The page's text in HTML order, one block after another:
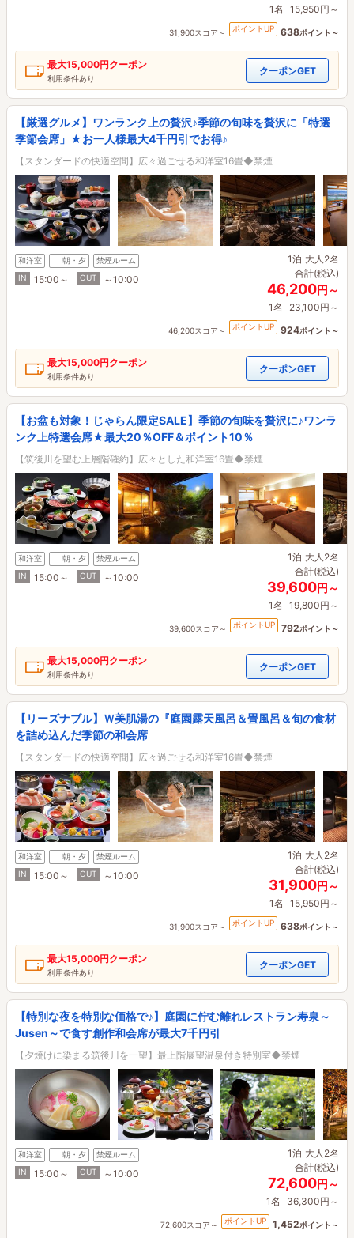
1名 15,950円～
31,900スコア～ ポイントUP 638ポイント～
最大15,000円クーポン
利用条件あり
クーポンGET
【厳選グルメ】ワンランク上の贅沢♪季節の旬味を贅沢に「特選
季節会席」★お一人様最大4千円引でお得♪
【スタンダードの快適空間】広々過ごせる和洋室16畳◆禁煙
和洋室 朝・夕
禁煙ルーム
IN
15:00～ OUT ～10:00
1泊 大人2名
合計(税込)
46,200円～
1名 23,100円～
46,200スコア～ ポイントUP 924ポイント～
最大15,000円クーポン
利用条件あり
クーポンGET
【お盆も対象！じゃらん限定SALE】季節の旬味を贅沢に♪ワンラ
ンク上特選会席★最大20％OFF＆ポイント10％
【筑後川を望む上層階確約】広々とした和洋室16畳◆禁煙
和洋室 朝・夕
禁煙ルーム
IN
15:00～ OUT ～10:00
1泊 大人2名
合計(税込)
39,600円～
1名 19,800円～
39,600スコア～ ポイントUP 792ポイント～
最大15,000円クーポン
利用条件あり
クーポンGET
【リーズナブル】Ｗ美肌湯の『庭園露天風呂＆畳風呂＆旬の食材
を詰め込んだ季節の和会席
【スタンダードの快適空間】広々過ごせる和洋室16畳◆禁煙
和洋室 朝・夕
禁煙ルーム
IN
15:00～ OUT ～10:00
1泊 大人2名
合計(税込)
31,900円～
1名 15,950円～
31,900スコア～ ポイントUP 638ポイント～
最大15,000円クーポン
利用条件あり
クーポンGET
【特別な夜を特別な価格で♪】庭園に佇む離れレストラン寿泉～
Jusen～で食す創作和会席が最大7千円引
【夕焼けに染まる筑後川を一望】最上階展望温泉付き特別室◆禁煙
和洋室 朝・夕
禁煙ルーム
IN
15:00～ OUT ～10:00
1泊 大人2名
合計(税込)
72,600円～
1名 36,300円～
72,600スコア～ ポイントUP 1,452ポイント～